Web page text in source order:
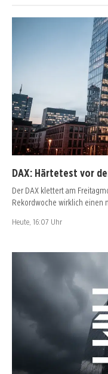
DAX: Härtetest vor
Der DAX klettert am
Rekordwoche wirklich einen
Heute, 16:07 Uhr